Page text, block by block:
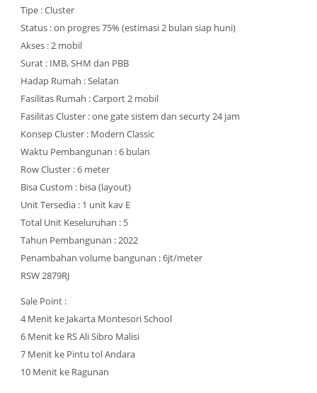
Tipe : Cluster
Status : on progres 75% (estimasi 2 bulan siap huni)
Akses : 2 mobil
Surat : IMB, SHM dan PBB
Hadap Rumah : Selatan
Fasilitas Rumah : Carport 2 mobil
Fasilitas Cluster : one gate sistem dan securty 24 jam
Konsep Cluster : Modern Classic
Waktu Pembangunan : 6 bulan
Row Cluster : 6 meter
Bisa Custom : bisa (layout)
Unit Tersedia : 1 unit kav E
Total Unit Keseluruhan : 5
Tahun Pembangunan : 2022
Penambahan volume bangunan : 6jt/meter
RSW 2879RJ
Sale Point :
4 Menit ke Jakarta Montesori School
6 Menit ke RS Ali Sibro Malisi
7 Menit ke Pintu tol Andara
10 Menit ke Ragunan